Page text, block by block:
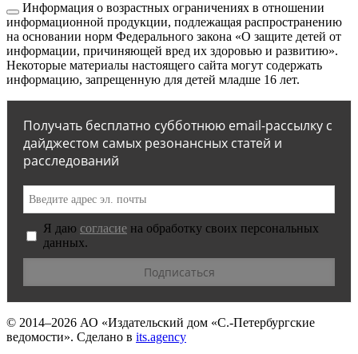
Информация о возрастных ограничениях в отношении
информационной продукции, подлежащая распространению
на основании норм Федерального закона «О защите детей от
информации, причиняющей вред их здоровью и развитию».
Некоторые материалы настоящего сайта могут содержать
информацию, запрещенную для детей младше 16 лет.
Получать бесплатно субботнюю email-рассылку с
дайджестом самых резонансных статей и
расследований
Я даю согласие на обработку своих персональных
данных.
© 2014–2026 АО «Издательский дом «С.-Петербургские
ведомости». Сделано в its.agency